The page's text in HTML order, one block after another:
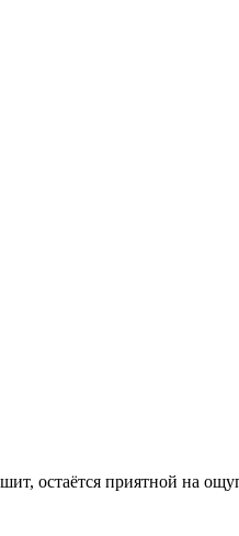
остаётся приятной на